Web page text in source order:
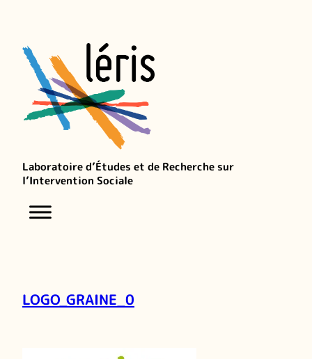
Laboratoire d’Études et de Recherche sur
l’Intervention Sociale
LOGO_GRAINE_0